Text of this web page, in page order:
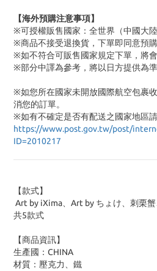
【海外預購注意事項】
※可授權販售國家：全世界（中國大陸
※商品不接受退換貨，下單即同意預購
※如不符合可販售國家規定下單，將會
※部分中譯為參考，將以日方提供為準
※如您所在國家未開放國際航空包裹
消您的訂單。
※如有不確定是否有配送之國家地區請
https://www.post.gov.tw/post/
ID=2010217
【款式】
Art by iXima、Art by ちょけ、刺栗
共5款式
【商品資訊】
生產國：CHINA
材質：壓克力、鐵